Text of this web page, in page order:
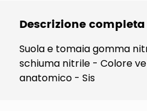
Descrizione completa
Suola e tomaia gomma
schiuma nitrile - Colore
anatomico - Sis